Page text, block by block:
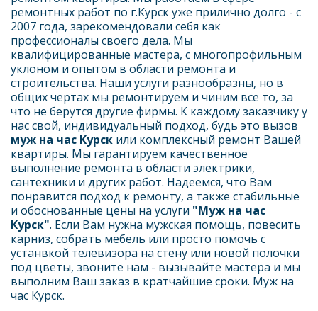
ремонтных работ по г.Курск уже прилично долго - с
2007 года, зарекомендовали себя как
профессионалы своего дела. Мы
квалифицированные мастера, с многопрофильным
уклоном и опытом в области ремонта и
строительства. Наши услуги разнообразны, но в
общих чертах мы ремонтируем и чиним все то, за
что не берутся другие фирмы. К каждому заказчику у
муж на час Курск или комплексный ремонт Вашей
квартиры. Мы гарантируем качественное
выполнение ремонта в области электрики,
сантехники и других работ. Надеемся, что Вам
понравится подход к ремонту, а также стабильные
и обоснованные цены на услуги "Муж на час
Курск". Если Вам нужна мужская помощь, повесить
карниз, собрать мебель или просто помочь с
устанвкой телевизора на стену или новой полочки
под цветы, звоните нам - вызывайте мастера и мы
выполним Ваш заказ в кратчайшие сроки. Муж на
час Курск.